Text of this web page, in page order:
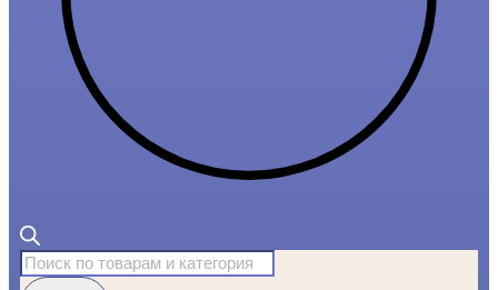
Поиск
товаров